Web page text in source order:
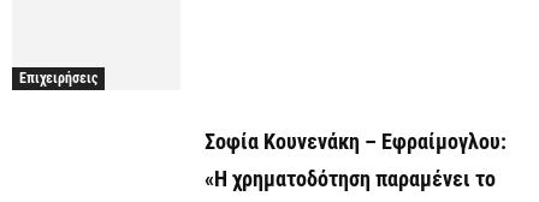
Επιχειρήσεις
Σοφία Κουνενάκη – Εφραίμογλου:
«Η χρηματοδότηση παραμένει το